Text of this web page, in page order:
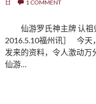
日
1 COMMENT
仙游罗氏神主牌 认
2016.5.10福州讯］ 今天
发来的资料，令人激动万
仙游…